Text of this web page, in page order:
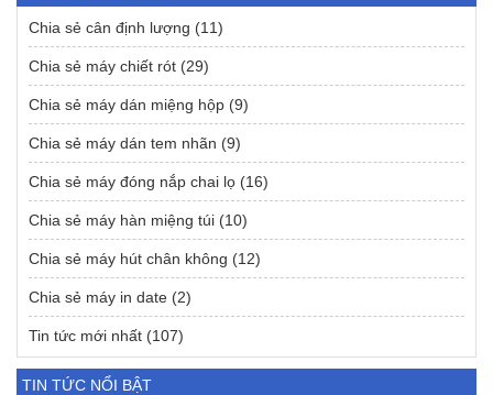
Chia sẻ cân định lượng (11)
Chia sẻ máy chiết rót (29)
Chia sẻ máy dán miệng hộp (9)
Chia sẻ máy dán tem nhãn (9)
Chia sẻ máy đóng nắp chai lọ (16)
Chia sẻ máy hàn miệng túi (10)
Chia sẻ máy hút chân không (12)
Chia sẻ máy in date (2)
Tin tức mới nhất (107)
TIN TỨC NỔI BẬT